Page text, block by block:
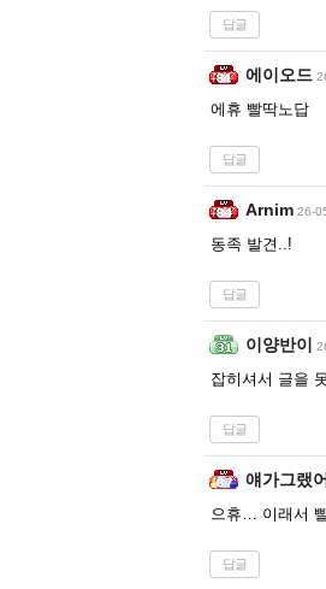
답글
에이오드
에휴 빨딱노답
답글
Arnim 26-
동족 발견..!
답글
이양반이
잡히셔서 글을
답글
얘가그랬
으휴… 이래서
답글